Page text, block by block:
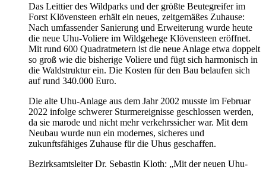
Das Leittier des Wildparks und der größte Beutegreifer im
Forst Klövensteen erhält ein neues, zeitgemäßes Zuhause:
Nach umfassender Sanierung und Erweiterung wurde heute
die neue Uhu-Voliere im Wildgehege Klövensteen eröffnet.
Mit rund 600 Quadratmetern ist die neue Anlage etwa doppelt
so groß wie die bisherige Voliere und fügt sich harmonisch in
die Waldstruktur ein. Die Kosten für den Bau belaufen sich
auf rund 340.000 Euro.
Die alte Uhu-Anlage aus dem Jahr 2002 musste im Februar
2022 infolge schwerer Sturmereignisse geschlossen werden,
da sie marode und nicht mehr verkehrssicher war. Mit dem
Neubau wurde nun ein modernes, sicheres und
zukunftsfähiges Zuhause für die Uhus geschaffen.
Bezirksamtsleiter Dr. Sebastin Kloth: „Mit der neuen Uhu-